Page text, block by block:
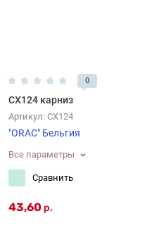
0
CX124 карниз
Артикул: CX124
"ORAC" Бельгия
Все параметры
Сравнить
43,60 р.